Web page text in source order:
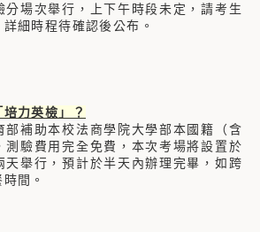
分場次舉行，上下午時段未定，請考生
細時程待確認後公布。
力英檢」？
部補助本校法商學院大學部本國籍（含
測驗費用完全免費，本次考場將設置於
天舉行，預計於半天內辦理完畢，如跨
間。